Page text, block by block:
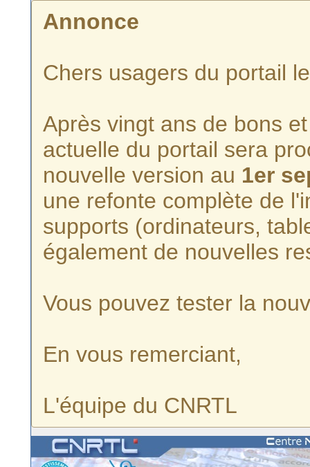
Annonce
Chers usagers du portail
Après vingt ans de bons
actuelle du portail sera
nouvelle version au 1er
une refonte complète de
supports (ordinateurs,
également de nouvelles
Vous pouvez tester la
En vous remerciant,
L'équipe du CNRTL